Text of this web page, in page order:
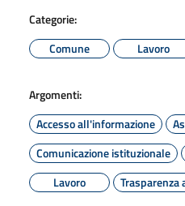
Categorie:
Comune
Lavoro
Argomenti:
Accesso all'informazione
Comunicazione istituzionale
Lavoro